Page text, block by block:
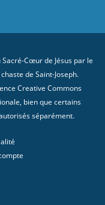
Cœur de Jésus par le
de Saint-Joseph.
Creative Commons
, bien que certains
séparément.